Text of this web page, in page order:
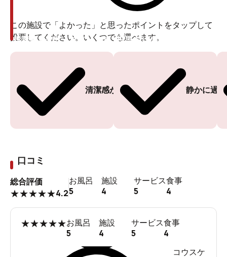
この施設で「よかった」と思ったポイントをタップして
投票してください。いくつでも選べます。
清潔感がある
投票ありがとうございます
静かに過
投票ありがとうございます
口コミ
総合評価
★★★★★4.2
お風呂
5
施設
4
サービス
5
食事
4
★★★★★お風呂
5
施設
4
サービス
5
食事
4
コウスケ